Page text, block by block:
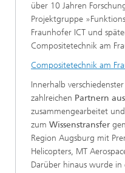
über 10 Jahren
Projektgruppe
Fraunhofer ICT und
Compositetechnik am
Compositetechnik am
Innerhalb
zahlreichen Partnern
zusammengearbeitet
zum Wissenstransfer
Region Augsburg mit
Helicopters, MT
Darüber hinaus wurde